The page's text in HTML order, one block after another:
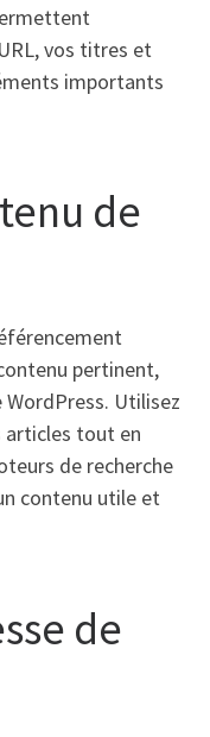
vos titres et
importants
de
pertinent,
Utilisez
articles tout en
de recherche
contenu utile et
de